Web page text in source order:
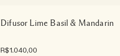
Difusor Lime Basil & Mandarin
R$1.040,00